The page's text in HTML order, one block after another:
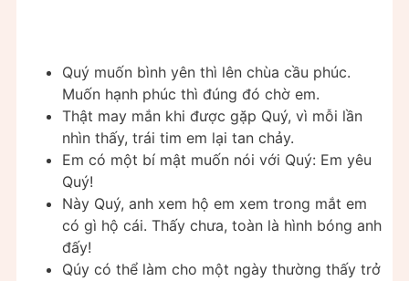
Quý muốn bình yên thì lên chùa cầu phúc.
Muốn hạnh phúc thì đúng đó chờ em.
Thật may mắn khi được gặp Quý, vì mỗi lần
nhìn thấy, trái tim em lại tan chảy.
Em có một bí mật muốn nói với Quý: Em yêu
Quý!
Này Quý, anh xem hộ em xem trong mắt em
có gì hộ cái. Thấy chưa, toàn là hình bóng anh
đấy!
Qúy có thể làm cho một ngày thường thấy trở